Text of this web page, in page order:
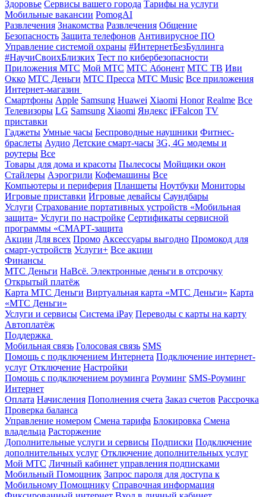
Здоровье Сервисы вашего города Тарифы на услуги
Мобильные вакансии PomogAI
Развлечения Знакомства Развлечения Общение
Безопасность Защита телефонов Антивирусное ПО
Управление системой охраны #ИнтернетБезБуллинга
#НаучиСвоихБлизких Тест по кибербезопасности
Приложения МТС Мой МТС МТС Абонент МТС ТВ Иви
Окко МТС Деньги МТС Пресса МТС Music Все приложения
Интернет-магазин
Смартфоны Apple Samsung Huawei Xiaomi Honor Realme Все
Телевизоры LG Samsung Xiaomi Яндекс iFFalcon TV
приставки
Гаджеты Умные часы Беспроводные наушники Фитнес-
браслеты Аудио Детские смарт-часы 3G, 4G модемы и
роутеры Все
Товары для дома и красоты Пылесосы Мойщики окон
Стайлеры Аэрогрили Кофемашины Все
Компьютеры и периферия Планшеты Ноутбуки Мониторы
Игровые приставки Игровые девайсы Саундбары
Услуги Страхование портативных устройств «Мобильная
защита» Услуги по настройке Сертификаты сервисной
программы «СМАРТ-защита
Акции Для всех Промо Аксессуары выгодно Промокод для
смарт-устройств Услуги+ Все акции
Финансы
МТС Деньги НаВсё. Электронные деньги в отсрочку
Открытый платёж
Карта МТС Деньги Виртуальная карта «МТС Деньги» Карта
«МТС Деньги»
Услуги и сервисы Система iPay Переводы с карты на карту
Автоплатёж
Поддержка
Мобильная связь Голосовая связь SMS
Помощь с подключением Интернета Подключение интернет-
услуг Отключение Настройки
Помощь с подключением роуминга Роуминг SMS-Роуминг
Интернет
Оплата Начисления Пополнения счета Заказ счетов Рассрочка
Проверка баланса
Управление номером Смена тарифа Блокировка Смена
владельца Расторжение
Дополнительные услуги и сервисы Подписки Подключение
дополнительных услуг Отключение дополнительных услуг
Мой МТС Личный кабинет управления подписками
Мобильный Помощник Запрос пароля для доступа к
Мобильному Помощнику Справочная информация